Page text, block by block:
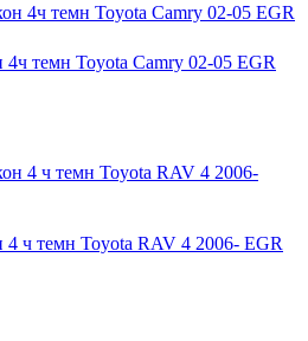
темн Toyota Camry 02-05 EGR
ч темн Toyota RAV 4 2006- EGR